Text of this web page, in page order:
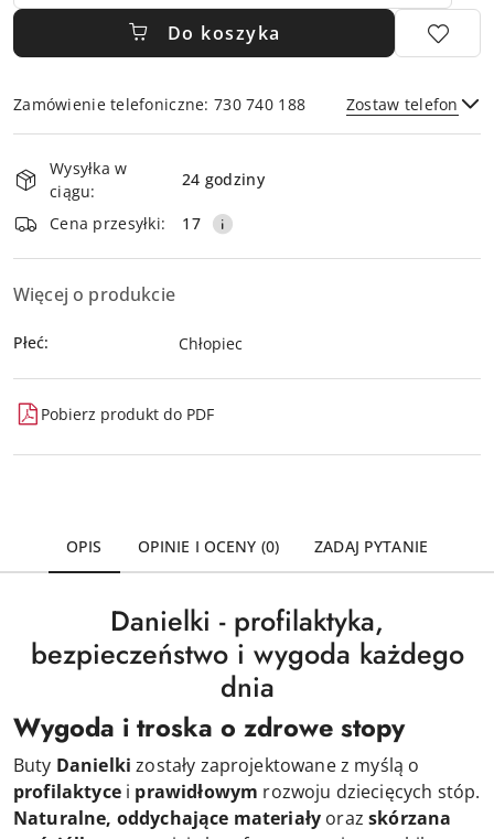
Do koszyka
Zamówienie telefoniczne: 730 740 188 Zostaw telefon
Dostępność
i
dostawa
Wysyłka w
ciągu:
24 godziny
Cena przesyłki: 17
Więcej o produkcie
Płeć: Chłopiec
Pobierz produkt do PDF
OPIS OPINIE I OCENY (0) ZADAJ PYTANIE
Danielki - profilaktyka,
bezpieczeństwo i wygoda każdego
dnia
Wygoda i troska o zdrowe stopy
Buty Danielki zostały zaprojektowane z myślą o
profilaktyce i prawidłowym rozwoju dziecięcych stóp.
Naturalne, oddychające materiały orazskórzana